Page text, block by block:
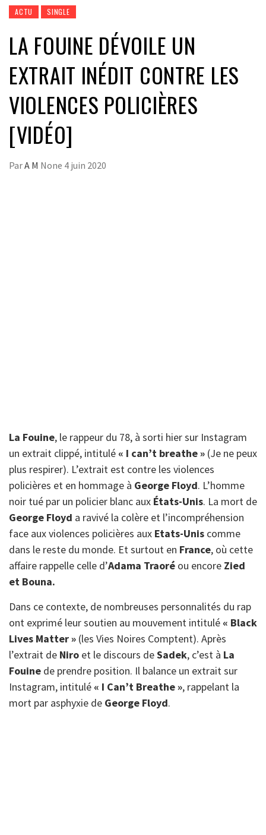
ACTU SINGLE
LA FOUINE DÉVOILE UN
EXTRAIT INÉDIT CONTRE LES
VIOLENCES POLICIÈRES
[VIDÉO]
ParA M None 4 juin 2020
La Fouine, le rappeur du 78, à sorti hier sur Instagram
un extrait clippé, intitulé « I can’t breathe » (Je ne peux
plus respirer). L’extrait est contre les violences
policières et en hommage à George Floyd. L’homme
noir tué par un policier blanc aux États-Unis. La mort de
George Floyd a ravivé la colère et l’incompréhension
face aux violences policières aux Etats-Unis comme
dans le reste du monde. Et surtout en France, où cette
affaire rappelle celle d’Adama Traoré ou encore Zied
et Bouna.
Dans ce contexte, de nombreuses personnalités du rap
ont exprimé leur soutien au mouvement intitulé « Black
Lives Matter » (les Vies Noires Comptent). Après
l’extrait de Niro et le discours deSadek, c’est à La
Fouine de prendre position. Il balance un extrait sur
Instagram, intitulé « I Can’t Breathe », rappelant la
mort par asphyxie de George Floyd.